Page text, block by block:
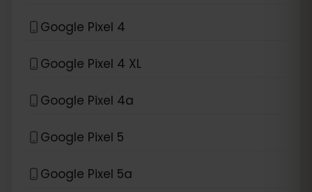
Google Pixel 4
Google Pixel 4 XL
Google Pixel 4a
Google Pixel 5
Google Pixel 5a